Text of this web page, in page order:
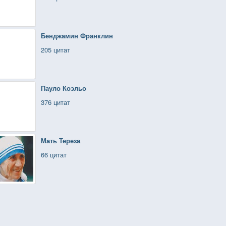
Бенджамин Франклин
205 цитат
Пауло Коэльо
376 цитат
Мать Тереза
66 цитат